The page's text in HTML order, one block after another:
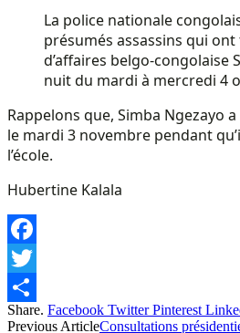
La police nationale
présumés assassins qui
d’affaires belgo-congolaise
nuit du mardi à mercredi 4
Rappelons que, Simba Ngezayo
le mardi 3 novembre pendant
l’école.
Hubertine Kalala
Facebook
Twitter
Share
Share. Facebook Twitter Pinterest
Previous ArticleConsultations